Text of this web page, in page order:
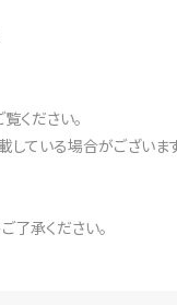
ください。
ている場合がございま
了承ください。